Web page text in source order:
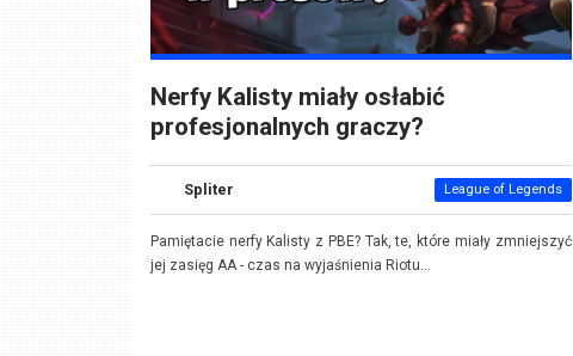
Nerfy Kalisty miały osłabić
profesjonalnych graczy?
Spliter League of Legends
Pamiętacie nerfy Kalisty z PBE? Tak, te, które miały zmniejszyć
jej zasięg AA - czas na wyjaśnienia Riotu...